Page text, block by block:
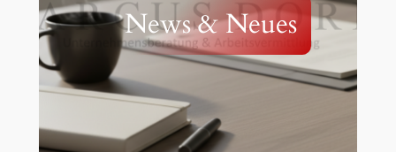
News & Neues